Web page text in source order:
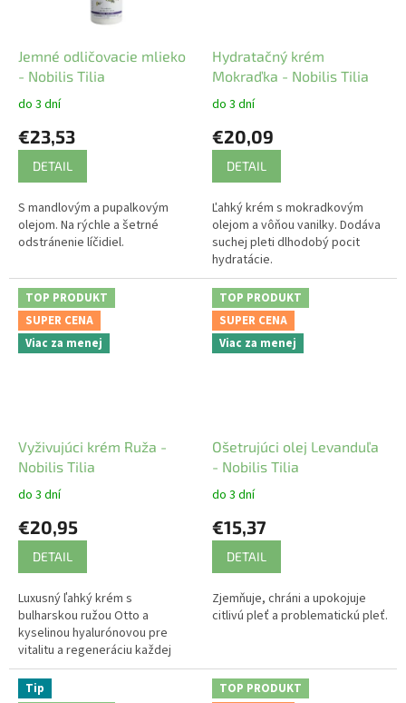
Jemné odličovacie mlieko
- Nobilis Tilia
do 3 dní
€23,53
DETAIL
S mandlovým a pupalkovým
olejom. Na rýchle a šetrné
odstránenie líčidiel.
Hydratačný krém
Mokraďka - Nobilis Tilia
do 3 dní
€20,09
DETAIL
Ľahký krém s mokradkovým
olejom a vôňou vanilky. Dodáva
suchej pleti dlhodobý pocit
hydratácie.
TOP PRODUKT
SUPER CENA
Viac za menej
Vyživujúci krém Ruža -
Nobilis Tilia
do 3 dní
€20,95
DETAIL
Luxusný ľahký krém s
bulharskou ružou Otto a
kyselinou hyalurónovou pre
vitalitu a regeneráciu každej
pleti.
TOP PRODUKT
SUPER CENA
Viac za menej
Ošetrujúci olej Levanduľa
- Nobilis Tilia
do 3 dní
€15,37
DETAIL
Zjemňuje, chráni a upokojuje
citlivú pleť a problematickú pleť.
Tip TOP PRODUKT